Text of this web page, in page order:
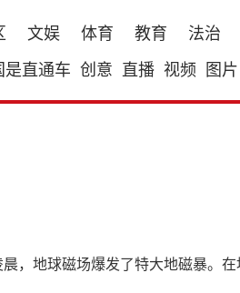
文娱 体育 教育 法治
是直通车 创意 直播 视频 图片
，地球磁场爆发了特大地磁暴。